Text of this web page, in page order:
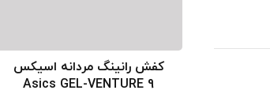
انتخاب گزینه ها
کفش رانینگ مردانه اسیکس
Asics GEL-VENTURE 9